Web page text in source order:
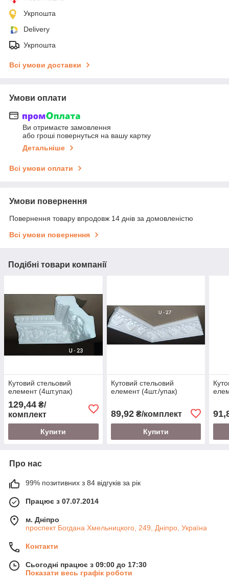
Укрпошта
Delivery
Укрпошта
Всі умови доставки
Умови оплати
Ви отримаєте замовлення
або гроші повернуться на вашу картку
Детальніше
Всі умови оплати
Умови повернення
Повернення товару впродовж 14 днів за домовленістю
Всі умови повернення
Подібні товари компанії
Кутовий стельовий
елемент (4шт.упак)
129,44 ₴/
комплект
Купити
Кутовий стельовий
елемент (4шт./упак)
89,92₴/комплект
Купити
Про нас
99% позитивних з 84 відгуків за рік
Працює з 07.07.2014
м. Дніпро
проспект Богдана Хмельницкого, 249, Дніпро, Україна
Контакти
Сьогодні працює з 09:00 до 17:30
Показати весь графік роботи